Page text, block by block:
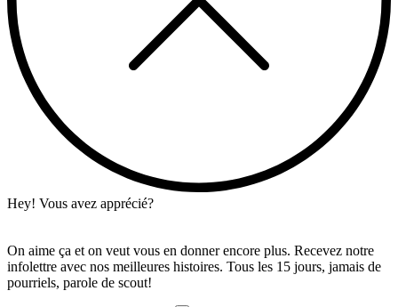
Hey! Vous avez apprécié?
On aime ça et on veut vous en donner encore plus. Recevez notre
infolettre avec nos meilleures histoires. Tous les 15 jours, jamais de
pourriels, parole de scout!